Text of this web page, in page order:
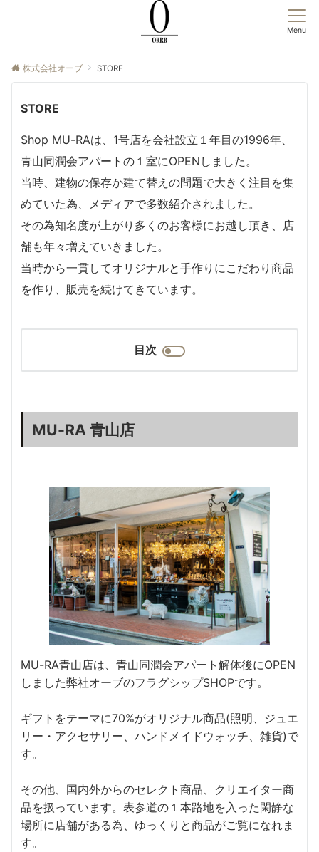
Menu
株式会社オーブ STORE
STORE
Shop MU-RAは、1号店を会社設立１年目の1996年、
青山同潤会アパートの１室にOPENしました。
当時、建物の保存か建て替えの問題で大きく注目を集
めていた為、メディアで多数紹介されました。
その為知名度が上がり多くのお客様にお越し頂き、店
舗も年々増えていきました。
当時から一貫してオリジナルと手作りにこだわり商品
を作り、販売を続けてきています。
目次
MU-RA 青山店
MU-RA青山店は、青山同潤会アパート解体後にOPEN
しました弊社オーブのフラグシップSHOPです。
ギフトをテーマに70%がオリジナル商品(照明、ジュエ
リー・アクセサリー、ハンドメイドウォッチ、雑貨)で
す。
その他、国内外からのセレクト商品、クリエイター商
品を扱っています。表参道の１本路地を入った閑静な
場所に店舗がある為、ゆっくりと商品がご覧になれま
す。